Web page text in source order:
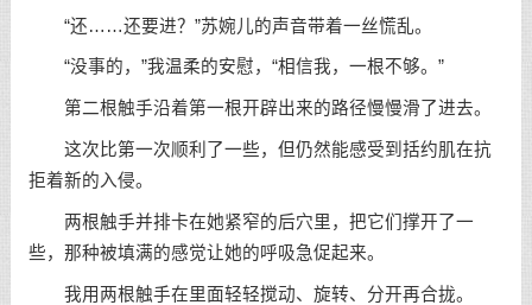
“还……还要进？”苏婉儿的声音带着一丝慌乱。
“没事的，”我温柔的安慰，“相信我，一根不够。”
第二根触手沿着第一根开辟出来的路径慢慢滑了进去。
这次比第一次顺利了一些，但仍然能感受到括约肌在抗
拒着新的入侵。
两根触手并排卡在她紧窄的后穴里，把它们撑开了一
些，那种被填满的感觉让她的呼吸急促起来。
我用两根触手在里面轻轻搅动、旋转、分开再合拢。